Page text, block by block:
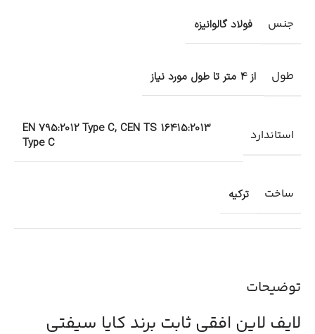
توضیحات
لایف لاین افقی ثابت برند کایا سیفتی
جنس فولاد گالوانیزه
طول از 4 متر تا طول مورد نیاز
استاندارد
EN 795:2012 Type C, CEN TS 16415:2013
Type C
ساخت ترکیه